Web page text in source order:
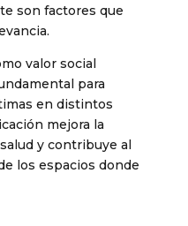
son factores que
valor social
para
en distintos
mejora la
y contribuye al
los espacios donde